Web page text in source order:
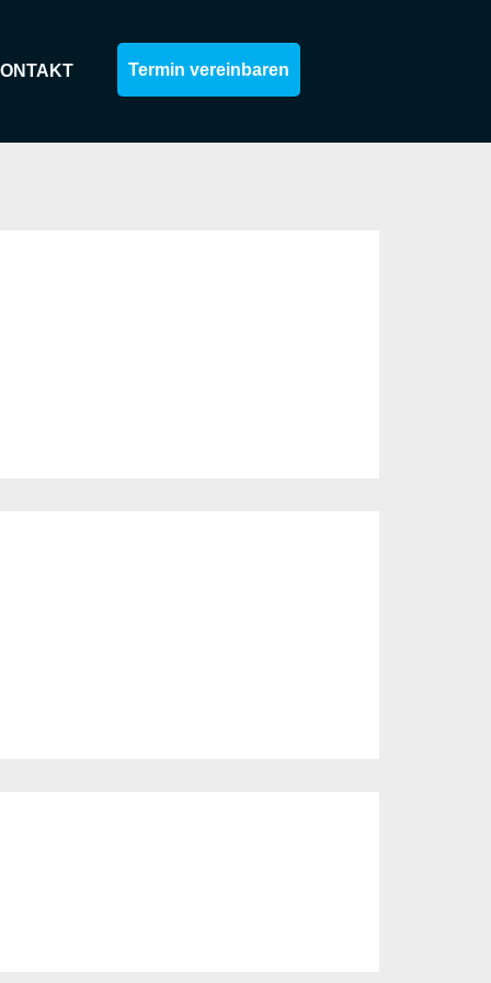
Termin vereinbaren